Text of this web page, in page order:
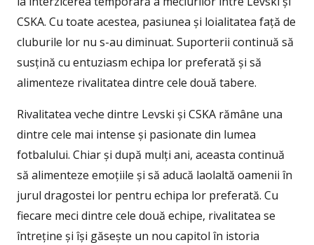
CSKA. Cu toate acestea, pasiunea și loialitatea față de
cluburile lor nu s-au diminuat. Suporterii continuă să
susțină cu entuziasm echipa lor preferată și să
alimenteze rivalitatea dintre cele două tabere.
Rivalitatea veche dintre Levski și CSKA rămâne una
dintre cele mai intense și pasionate din lumea
fotbalului. Chiar și după mulți ani, aceasta continuă
să alimenteze emoțiile și să aducă laolaltă oamenii în
jurul dragostei lor pentru echipa lor preferată. Cu
fiecare meci dintre cele două echipe, rivalitatea se
întreține și își găsește un nou capitol în istoria